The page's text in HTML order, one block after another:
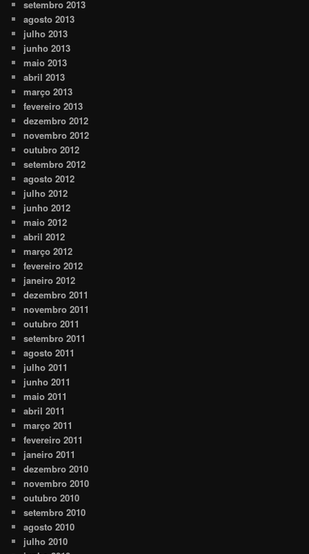
setembro 2013
agosto 2013
julho 2013
junho 2013
maio 2013
abril 2013
março 2013
fevereiro 2013
dezembro 2012
novembro 2012
outubro 2012
setembro 2012
agosto 2012
julho 2012
junho 2012
maio 2012
abril 2012
março 2012
fevereiro 2012
janeiro 2012
dezembro 2011
novembro 2011
outubro 2011
setembro 2011
agosto 2011
julho 2011
junho 2011
maio 2011
abril 2011
março 2011
fevereiro 2011
janeiro 2011
dezembro 2010
novembro 2010
outubro 2010
setembro 2010
agosto 2010
julho 2010